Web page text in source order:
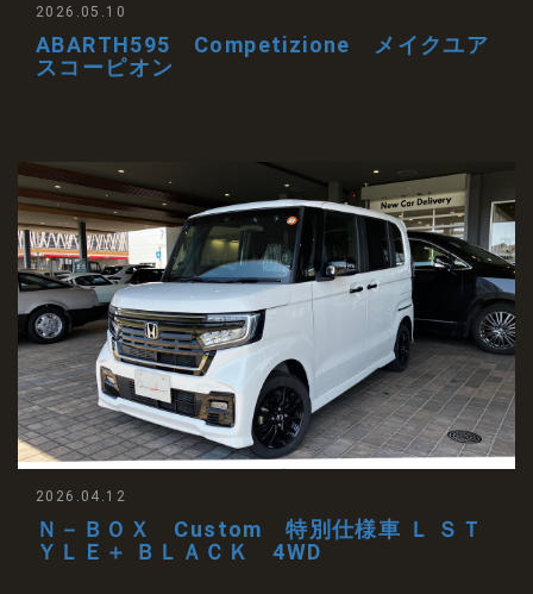
ABARTH595 Competizione メイクユア
スコーピオン
2026.05.10
Ｎ－ＢＯＸ Custom 特別仕様車 Ｌ ＳＴ
ＹＬＥ＋ ＢＬＡＣＫ 4WD
2026.04.12